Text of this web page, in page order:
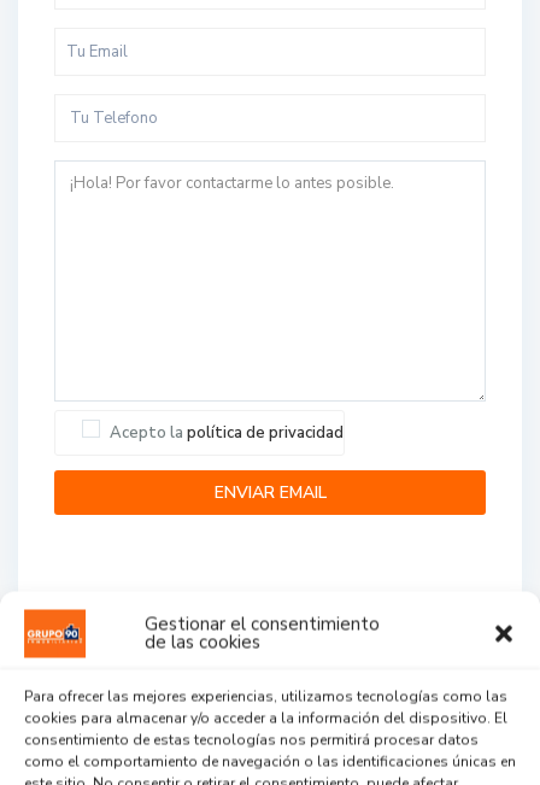
Gestionar el consentimiento
de las cookies
Para ofrecer las mejores experiencias, utilizamos tecnologías como las
cookies para almacenar y/o acceder a la información del dispositivo. El
consentimiento de estas tecnologías nos permitirá procesar datos
como el comportamiento de navegación o las identificaciones únicas en
Acepto la política de privacidad
...